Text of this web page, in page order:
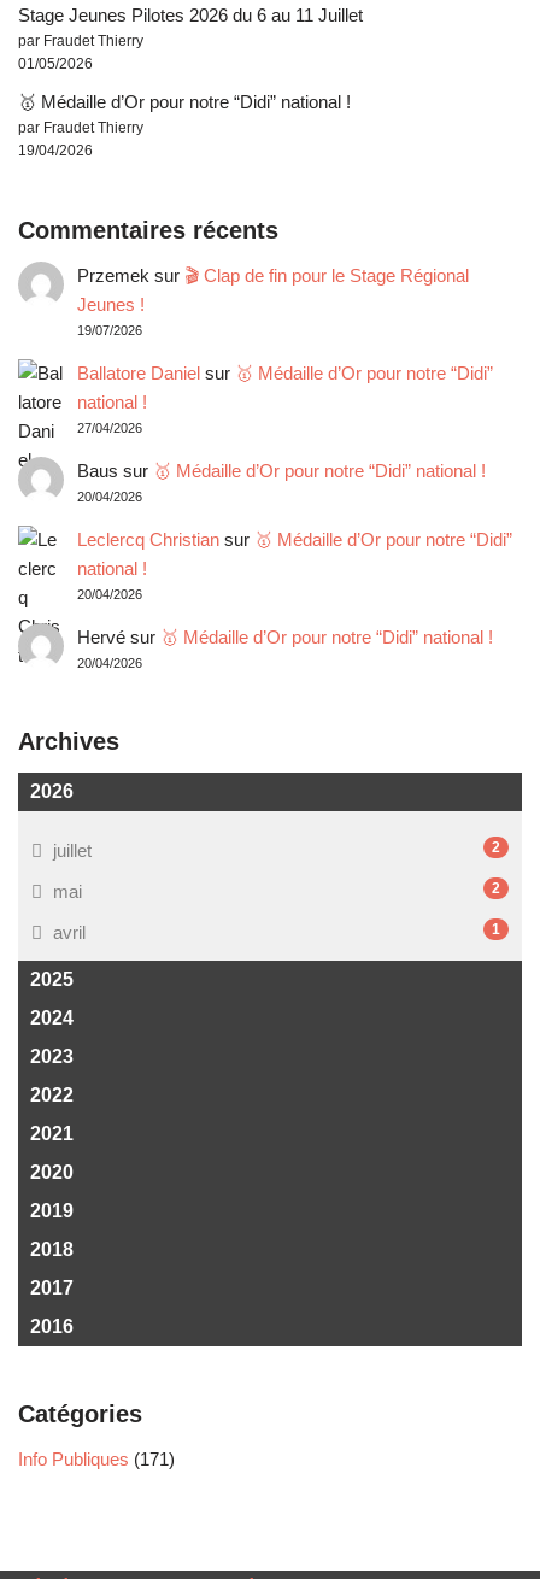
Stage Jeunes Pilotes 2026 du 6 au 11 Juillet
par Fraudet Thierry
01/05/2026
🥇 Médaille d’Or pour notre “Didi” national !
par Fraudet Thierry
19/04/2026
Commentaires récents
Przemek sur 🎬 Clap de fin pour le Stage Régional
Jeunes !
19/07/2026
Ballatore Danielsur 🥇 Médaille d’Or pour notre “Didi”
national !
27/04/2026
Baus sur 🥇 Médaille d’Or pour notre “Didi” national !
20/04/2026
Leclercq Christiansur 🥇 Médaille d’Or pour notre “Didi”
national !
20/04/2026
Hervésur 🥇 Médaille d’Or pour notre “Didi” national !
20/04/2026
Archives
2026
juillet 2
mai 2
avril 1
2025
2024
2023
2022
2021
2020
2019
2018
2017
2016
Catégories
Info Publiques (171)